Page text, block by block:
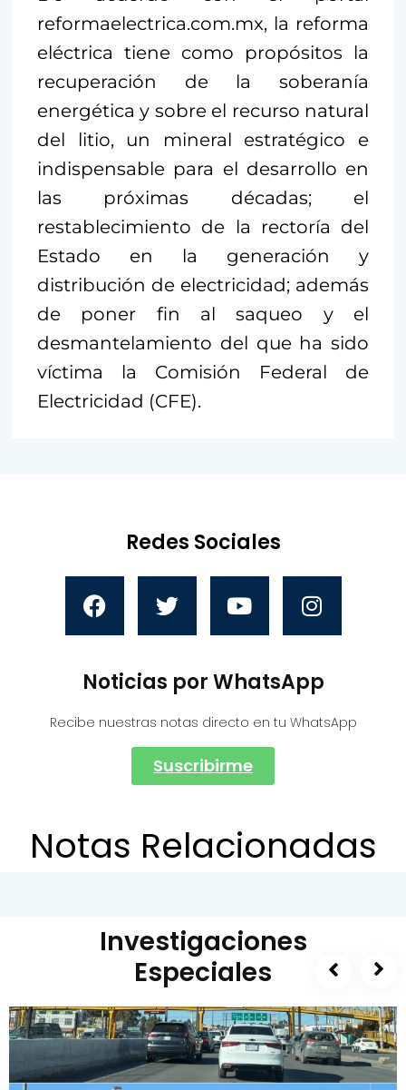
reformaelectrica.com.mx, la reforma
eléctrica tiene como propósitos la
recuperación de la soberanía
energética y sobre el recurso natural
del litio, un mineral estratégico e
indispensable para el desarrollo en
las próximas décadas; el
restablecimiento de la rectoría del
Estado en la generación y
distribución de electricidad; además
de poner fin al saqueo y el
desmantelamiento del que ha sido
víctima la Comisión Federal de
Electricidad (CFE).
Redes Sociales
Noticias por WhatsApp
Recibe nuestras notas directo en tu WhatsApp
Suscribirme
Notas Relacionadas
Investigaciones
Especiales